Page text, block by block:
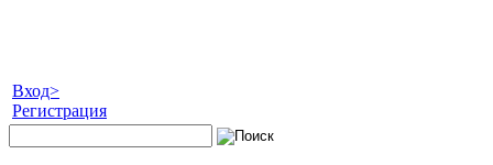
Вход>
Регистрация